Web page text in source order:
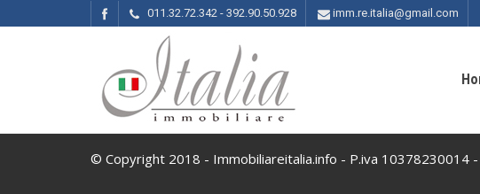
011.32.72.342 - 392.90.50.928 imm.re.italia@gmail.com
© Copyright 2018 - Immobiliareitalia.info - P.iva 10378230014 -